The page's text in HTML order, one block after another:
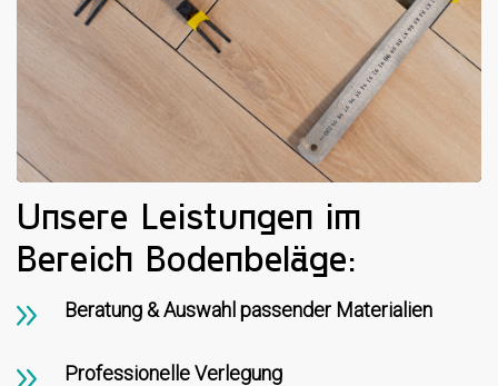
Unsere Leistungen im
Bereich Bodenbeläge:
Beratung & Auswahl passender Materialien
Professionelle Verlegung